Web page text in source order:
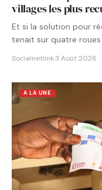
villages les plus
Et si la solution pour
tenait sur quatre roues
Socialnetlink·3 Août 2026
A LA UNE